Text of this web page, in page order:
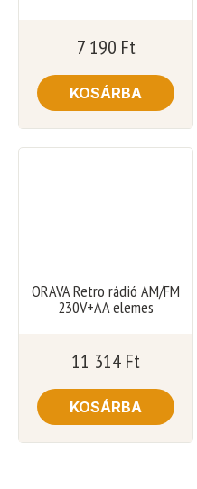
7 190 Ft
KOSÁRBA
ORAVA Retro rádió AM/FM
230V+AA elemes
11 314 Ft
KOSÁRBA